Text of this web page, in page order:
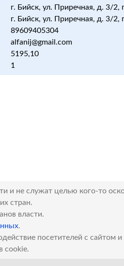
г. Бийск, ул. Приречная, д. 3/2,
г. Бийск, ул. Приречная, д. 3/2,
89609405304
alfanij@gmail.com
5195,10
1
и не служат целью кого-то
стран.
власти.
.
посетителей с сайтом
cookie.